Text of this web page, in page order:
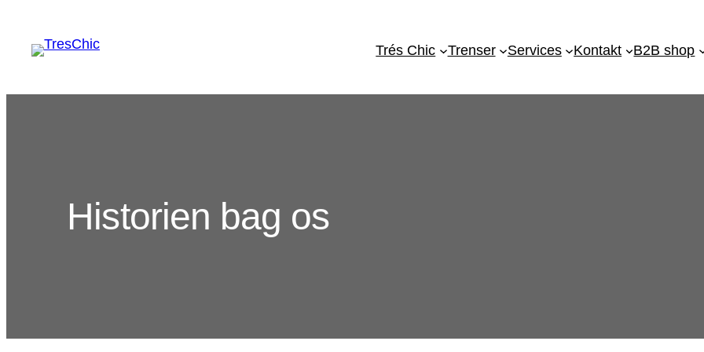
Trés Chic Trenser Services Kontakt B2B shop
Historien bag os